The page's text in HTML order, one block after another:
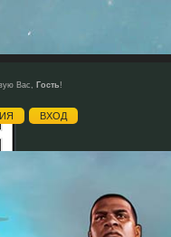
Вас, Гость!
ВХОД